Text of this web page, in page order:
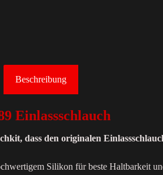
Beschreibung
Einlassschlauch
dass den originalen
Silikon für beste Haltbarkeit